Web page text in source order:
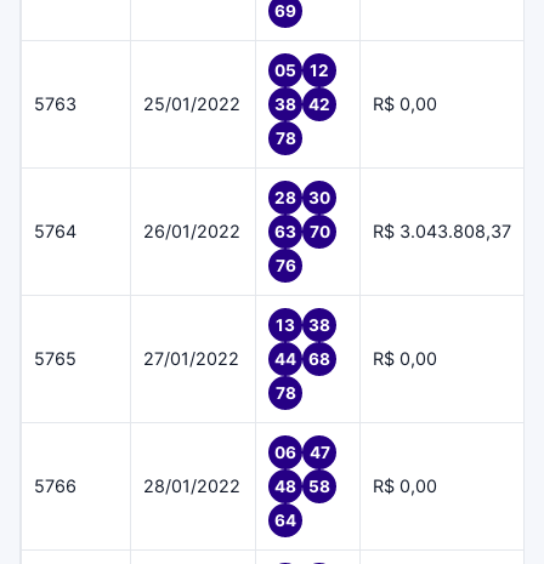
69
5763 25/01/2022
05
12
38
42
78
R$ 0,00
5764 26/01/2022
28
30
63
70
76
R$ 3.043.808,37
5765 27/01/2022
13
38
44
68
78
R$ 0,00
5766 28/01/2022
06
47
48
58
64
R$ 0,00